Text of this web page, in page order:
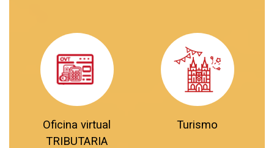
Oficina virtual
TRIBUTARIA
Turismo